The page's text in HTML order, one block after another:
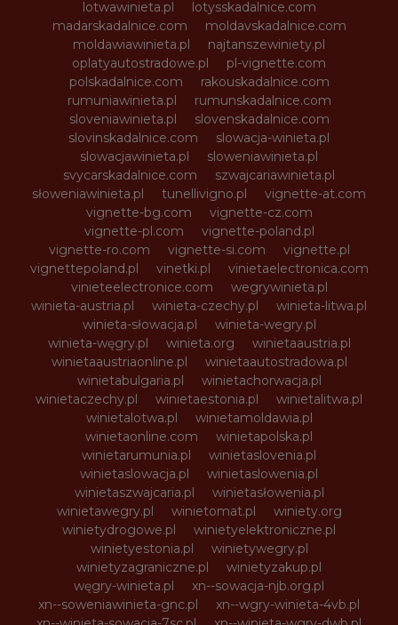
lotwawinieta.pl
lotysskadalnice.com
madarskadalnice.com
moldavskadalnice.com
moldawiawinieta.pl
najtanszewiniety.pl
oplatyautostradowe.pl
pl-vignette.com
polskadalnice.com
rakouskadalnice.com
rumuniawinieta.pl
rumunskadalnice.com
sloveniawinieta.pl
slovenskadalnice.com
slovinskadalnice.com
slowacja-winieta.pl
slowacjawinieta.pl
sloweniawinieta.pl
svycarskadalnice.com
szwajcariawinieta.pl
słoweniawinieta.pl
tunellivigno.pl
vignette-at.com
vignette-bg.com
vignette-cz.com
vignette-pl.com
vignette-poland.pl
vignette-ro.com
vignette-si.com
vignette.pl
vignettepoland.pl
vinetki.pl
vinietaelectronica.com
vinieteelectronice.com
wegrywinieta.pl
winieta-austria.pl
winieta-czechy.pl
winieta-litwa.pl
winieta-słowacja.pl
winieta-wegry.pl
winieta-węgry.pl
winieta.org
winietaaustria.pl
winietaaustriaonline.pl
winietaautostradowa.pl
winietabulgaria.pl
winietachorwacja.pl
winietaczechy.pl
winietaestonia.pl
winietalitwa.pl
winietalotwa.pl
winietamoldawia.pl
winietaonline.com
winietapolska.pl
winietarumunia.pl
winietaslovenia.pl
winietaslowacja.pl
winietaslowenia.pl
winietaszwajcaria.pl
winietasłowenia.pl
winietawegry.pl
winietomat.pl
winiety.org
winietydrogowe.pl
winietyelektroniczne.pl
winietyestonia.pl
winietywegry.pl
winietyzagraniczne.pl
winietyzakup.pl
węgry-winieta.pl
xn--sowacja-njb.org.pl
xn--soweniawinieta-gnc.pl
xn--wgry-winieta-4vb.pl